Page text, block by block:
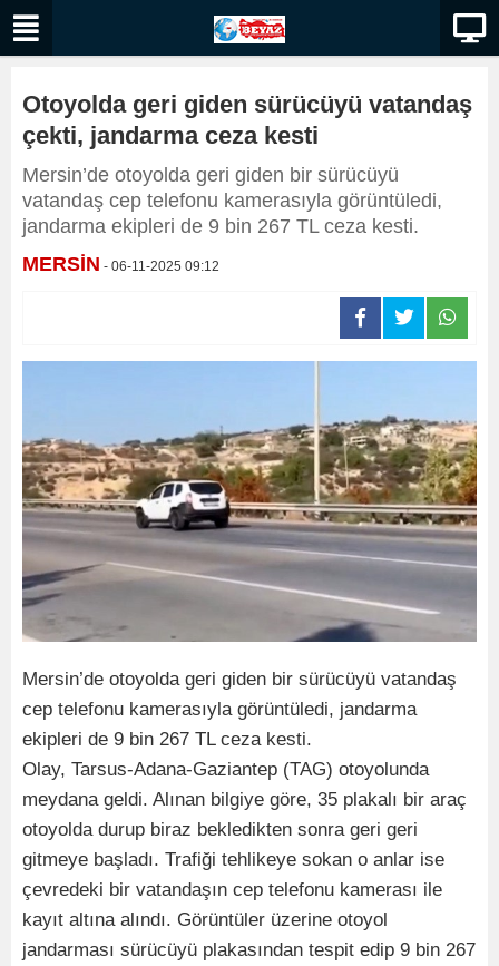
Otoyolda geri giden sürücüyü vatandaş
çekti, jandarma ceza kesti
Mersin’de otoyolda geri giden bir sürücüyü
vatandaş cep telefonu kamerasıyla görüntüledi,
jandarma ekipleri de 9 bin 267 TL ceza kesti.
MERSİN - 06-11-2025 09:12
Mersin’de otoyolda geri giden bir sürücüyü vatandaş
cep telefonu kamerasıyla görüntüledi, jandarma
ekipleri de 9 bin 267 TL ceza kesti.
Olay, Tarsus-Adana-Gaziantep (TAG) otoyolunda
meydana geldi. Alınan bilgiye göre, 35 plakalı bir araç
otoyolda durup biraz bekledikten sonra geri geri
gitmeye başladı. Trafiği tehlikeye sokan o anlar ise
çevredeki bir vatandaşın cep telefonu kamerası ile
kayıt altına alındı. Görüntüler üzerine otoyol
jandarması sürücüyü plakasından tespit edip 9 bin 267